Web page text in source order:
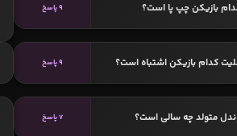
بازیکن چپ پا است؟ 9 پاسخ
کدام بازیکن اشتباه است؟ 9 پاسخ
متولد چه سالی است؟ 7 پاسخ